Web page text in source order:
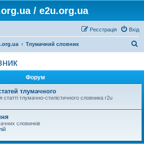
/ e2u.org.ua
Вхід
Реєстрація
Тлумачний словник
Форум
тлумачного
тлумачно-стилістичного словника r2u
словинків